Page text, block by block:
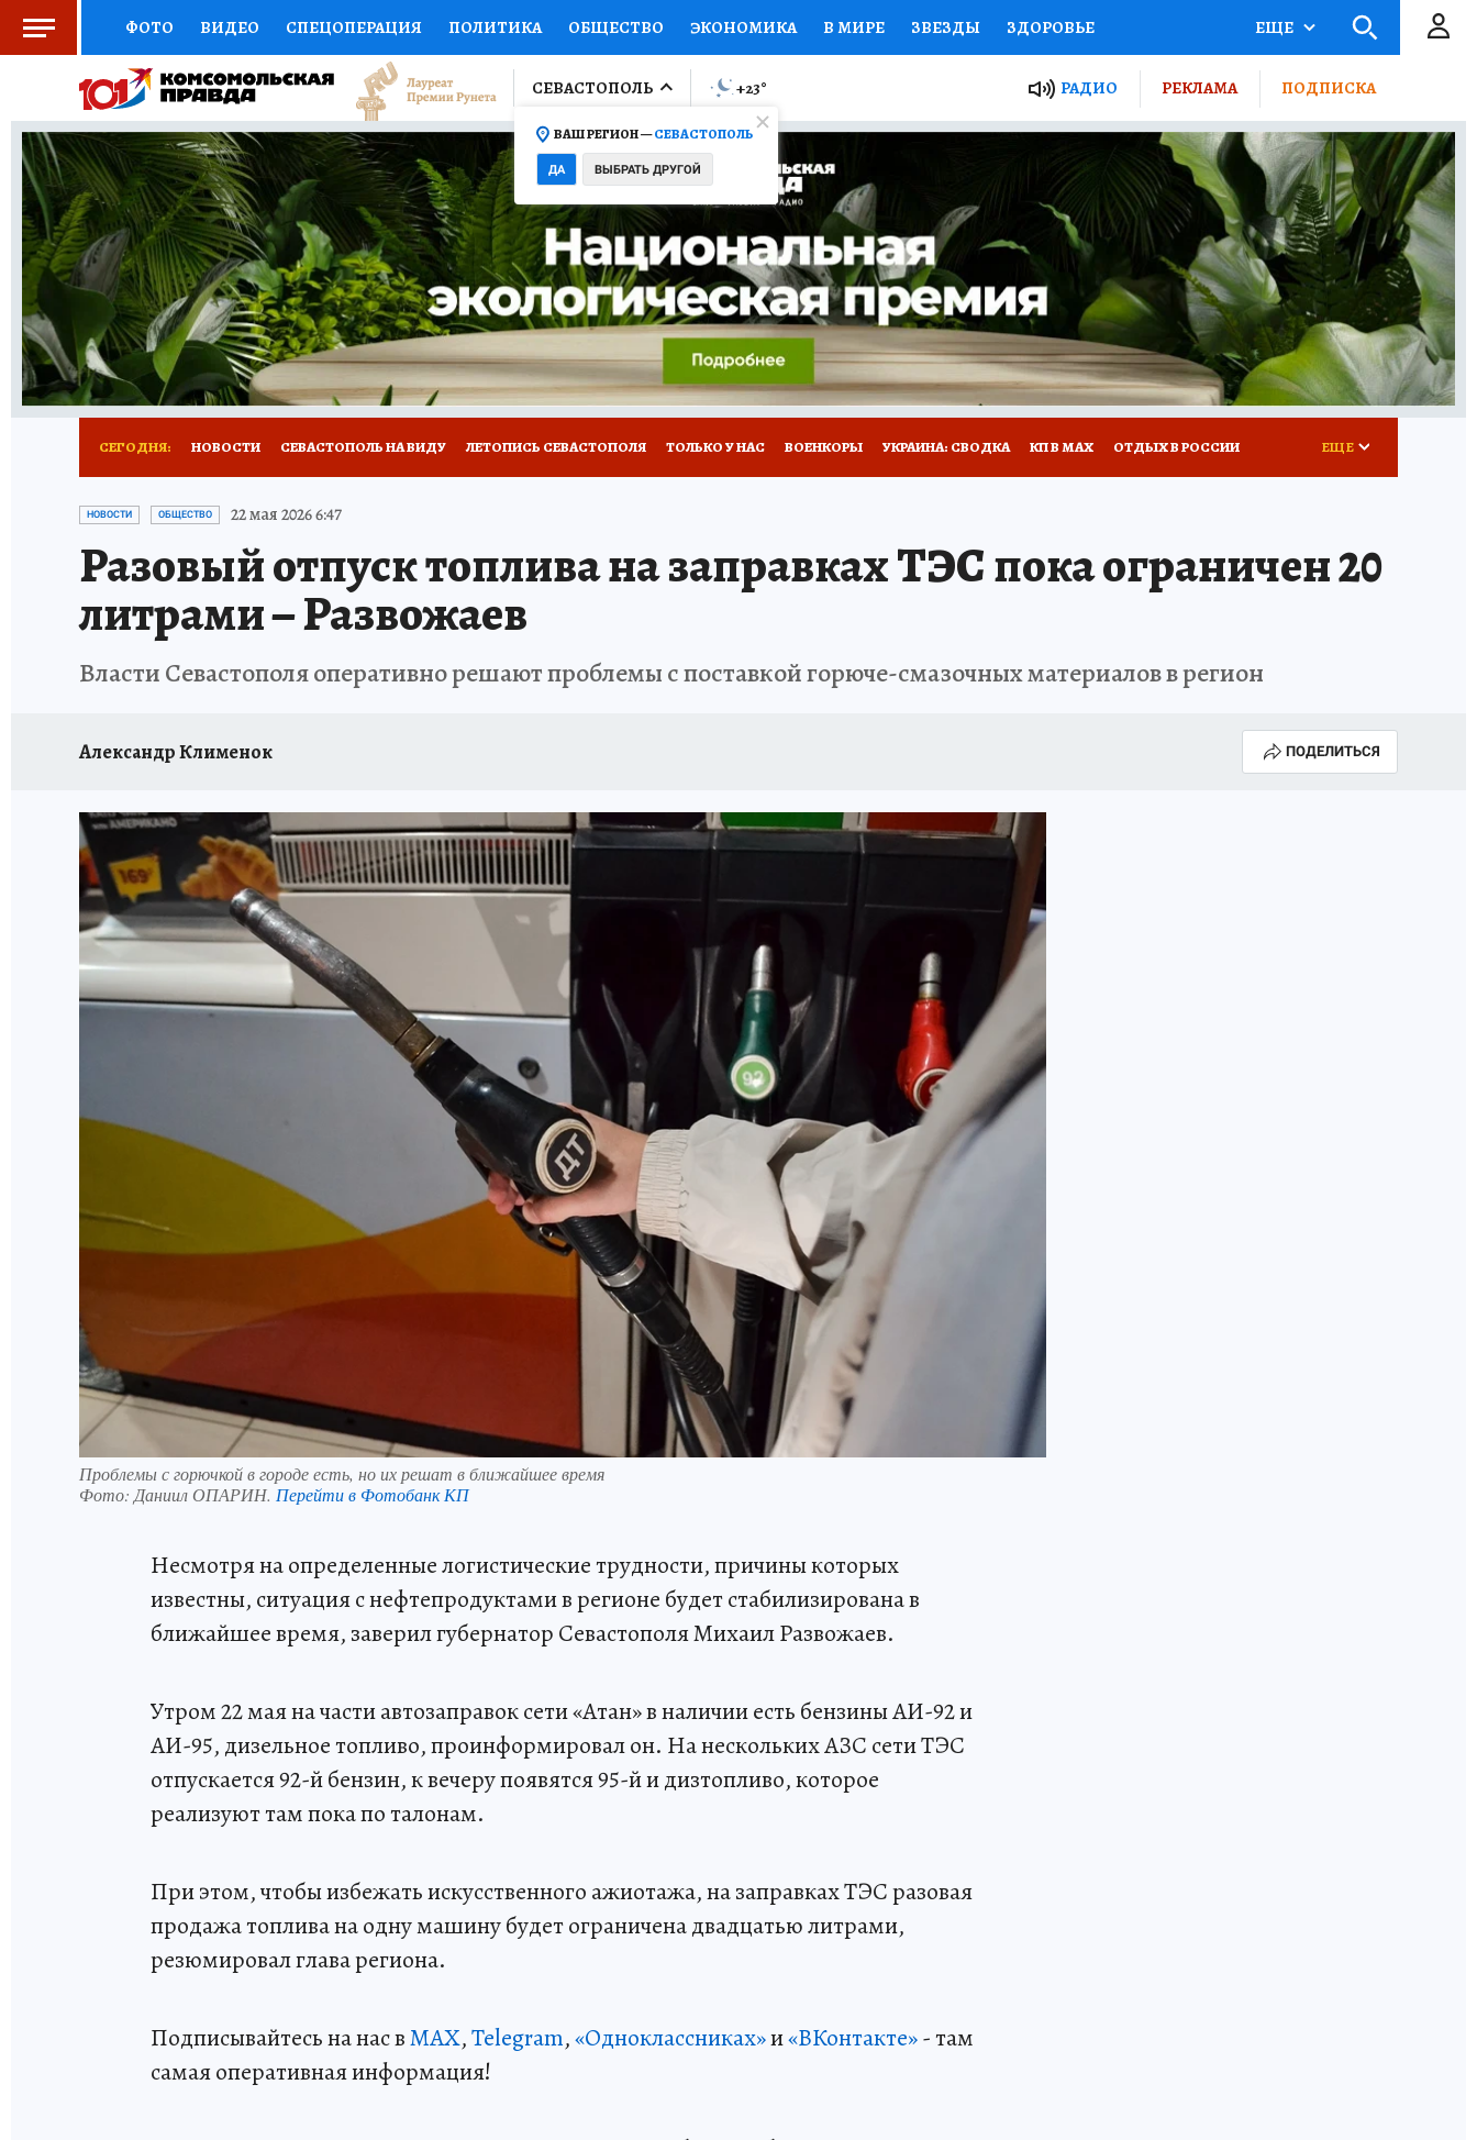
ФОТО ВИДЕО СПЕЦОПЕРАЦИЯ ПОЛИТИКА ОБЩЕСТВО ЭКОНОМИКА В МИРЕ ЗВЕЗДЫ ЗДОРОВЬЕ
СОЦПОДДЕРЖКА НАУКА СПОРТ КОЛУМНИСТЫ ПРОИСШЕСТВИЯ НАЦИОНАЛЬНЫЕ ПРОЕКТЫ РОССИИ
ВЫБОР ЭКСПЕРТОВ ДОКТОР ФИНАНСЫ ОТКРЫВАЕМ МИР Я ЗНАЮ СЕМЬЯ ЖЕНСКИЕ СЕКРЕТЫ ПУТЕВОДИТЕЛЬ
КНИЖНАЯ ПОЛКА ПРОГНОЗЫ НА СПОРТ ПРОМОКОДЫ СЕРИАЛЫ СПЕЦПРОЕКТЫ ДЕФИЦИТ ЖЕЛЕЗА ТУРИЗМ
ПРЕСС-ЦЕНТР НЕДВИЖИМОСТЬ ТЕЛЕВИЗОР КОЛЛЕКЦИИ КОНКУРСЫ РАБОТА У НАС ГИД ПОТРЕБИТЕЛЯ ВСЕ О КП
РАДИО КП РЕКЛАМА ТЕСТЫ НОВОЕ НА САЙТЕ
ЕЩЕ
СЕВАСТОПОЛЬ
ВАШ РЕГИОН —СЕВАСТОПОЛЬ
ДА ВЫБРАТЬ ДРУГОЙ
+23° РАДИО РЕКЛАМА ПОДПИСКА
СЕГОДНЯ: НОВОСТИ СЕВАСТОПОЛЬ НА ВИДУ ЛЕТОПИСЬ СЕВАСТОПОЛЯ ТОЛЬКО У НАС ВОЕНКОРЫ УКРАИНА: СВОДКА КП В МАХ ОТДЫХ В РОССИИ
ЗАПОВЕДНАЯ РОССИЯ
ЕЩЕ
НОВОСТИ ОБЩЕСТВО 22 мая 2026 6:47
Разовый отпуск топлива на заправках ТЭС пока ограничен 20
литрами – Развожаев
Власти Севастополя оперативно решают проблемы с поставкой горюче-смазочных материалов в регион
Александр Клименок ПОДЕЛИТЬСЯ
Проблемы с горючкой в городе есть, но их решат в ближайшее время
Фото: Даниил ОПАРИН. Перейти в Фотобанк КП
Несмотря на определенные логистические трудности, причины которых
известны, ситуация с нефтепродуктами в регионе будет стабилизирована в
ближайшее время, заверил губернатор Севастополя Михаил Развожаев.
Утром 22 мая на части автозаправок сети «Атан» в наличии есть бензины АИ-92 и
АИ-95, дизельное топливо, проинформировал он. На нескольких АЗС сети ТЭС
отпускается 92-й бензин, к вечеру появятся 95-й и дизтопливо, которое
реализуют там пока по талонам.
При этом, чтобы избежать искусственного ажиотажа, на заправках ТЭС разовая
продажа топлива на одну машину будет ограничена двадцатью литрами,
резюмировал глава региона.
Подписывайтесь на нас вMAX,Telegram,«Одноклассниках»и«ВКонтакте»- там
самая оперативная информация!